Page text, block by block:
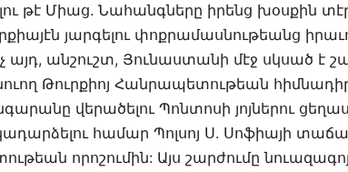
թէ Միաց. Նահանգները իրենց խօսքին
յարգելու փոքրամասնութեանց
այդ, անշուշտ, Յունաստանի մէջ սկսած է
Թուրքիոյ Հանրապետութեան
վերածելու Պոնտոսի յոյներու
համար Պոլսոյ Ս. Սոֆիայի
որոշումին: Այս շարժումը